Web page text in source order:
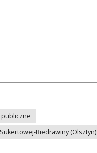
publiczne
Biedrawiny (Olsztyn)